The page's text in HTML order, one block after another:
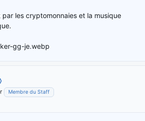
par les cryptomonnaies et la musique
Membre du Staff